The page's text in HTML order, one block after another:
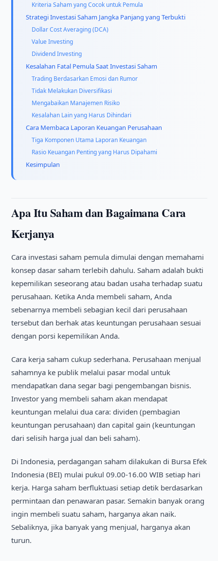
Kriteria Saham yang Cocok untuk Pemula
Strategi Investasi Saham Jangka Panjang yang Terbukti
Dollar Cost Averaging (DCA)
Value Investing
Dividend Investing
Kesalahan Fatal Pemula Saat Investasi Saham
Trading Berdasarkan Emosi dan Rumor
Tidak Melakukan Diversifikasi
Mengabaikan Manajemen Risiko
Kesalahan Lain yang Harus Dihindari
Cara Membaca Laporan Keuangan Perusahaan
Tiga Komponen Utama Laporan Keuangan
Rasio Keuangan Penting yang Harus Dipahami
Kesimpulan
Apa Itu Saham dan Bagaimana Cara
Kerjanya
Cara investasi saham pemula dimulai dengan memahami
konsep dasar saham terlebih dahulu. Saham adalah bukti
kepemilikan seseorang atau badan usaha terhadap suatu
perusahaan. Ketika Anda membeli saham, Anda
sebenarnya membeli sebagian kecil dari perusahaan
tersebut dan berhak atas keuntungan perusahaan sesuai
dengan porsi kepemilikan Anda.
Cara kerja saham cukup sederhana. Perusahaan menjual
sahamnya ke publik melalui pasar modal untuk
mendapatkan dana segar bagi pengembangan bisnis.
Investor yang membeli saham akan mendapat
keuntungan melalui dua cara: dividen (pembagian
keuntungan perusahaan) dan capital gain (keuntungan
dari selisih harga jual dan beli saham).
Di Indonesia, perdagangan saham dilakukan di Bursa Efek
Indonesia (BEI) mulai pukul 09.00-16.00 WIB setiap hari
kerja. Harga saham berfluktuasi setiap detik berdasarkan
permintaan dan penawaran pasar. Semakin banyak orang
ingin membeli suatu saham, harganya akan naik.
Sebaliknya, jika banyak yang menjual, harganya akan
turun.